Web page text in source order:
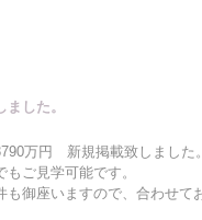
した。
万円 新規掲載致しました。
ご見学可能です。
も御座いますので、合わせて